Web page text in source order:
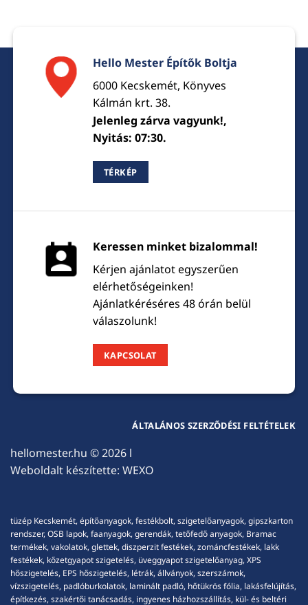
Hello Mester Építők Boltja
6000 Kecskemét, Könyves
Kálmán krt. 38.
Jelenleg zárva vagyunk!,
Nyitás: 07:30.
TÉRKÉP
Keressen minket bizalommal!
Kérjen ajánlatot egyszerűen
elérhetőségeinken!
Ajánlatkéréséres 48 órán belül
válaszolunk!
KAPCSOLAT
hellomester.hu © 2026 l
Weboldalt készítette: WEXO
ÁLTALÁNOS SZERZŐDÉSI FELTÉTELEK
tüzép Kecskemét, építőanyagok, festékbolt, szigetelőanyagok, gipszkarton
rendszer, OSB lapok, faanyagok, gerendák, tetőfedő anyagok, Bramac
termékek, vakolatok, glettek, diszperzit festékek, zománcfestékek, lakk
festékek, kőzetgyapot szigetelés, üveggyapot szigetelőanyag, XPS
hőszigetelés, EPS hőszigetelés, létrák, állványok, szerszámok,
vízszigetelés, padlóburkolatok, laminált padló, hőtükrös fólia, lakásfelújítás,
építkezés, szakértői tanácsadás, ingyenes házhozszállítás, kül- és beltéri